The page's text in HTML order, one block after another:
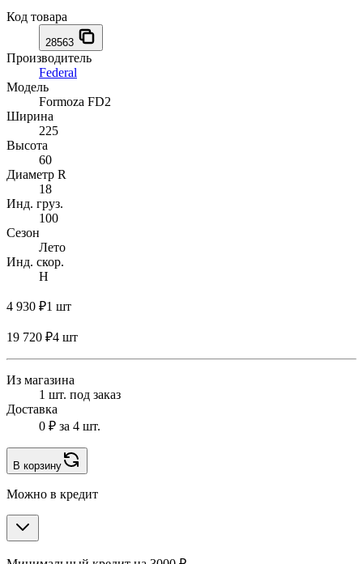
Код товара
28563
Производитель
Federal
Модель
Formoza FD2
Ширина
225
Высота
60
Диаметр R
18
Инд. груз.
100
Сезон
Лето
Инд. скор.
H
4 930 ₽1 шт
19 720 ₽4 шт
Из магазина
1 шт. под заказ
Доставка
0 ₽ за 4 шт.
В корзину
Можно в кредит